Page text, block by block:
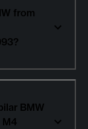
from
BMW
M4